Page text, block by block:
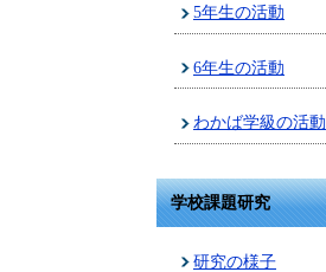
5年生の活動
6年生の活動
わかば学級の活動
学校課題研究
研究の様子